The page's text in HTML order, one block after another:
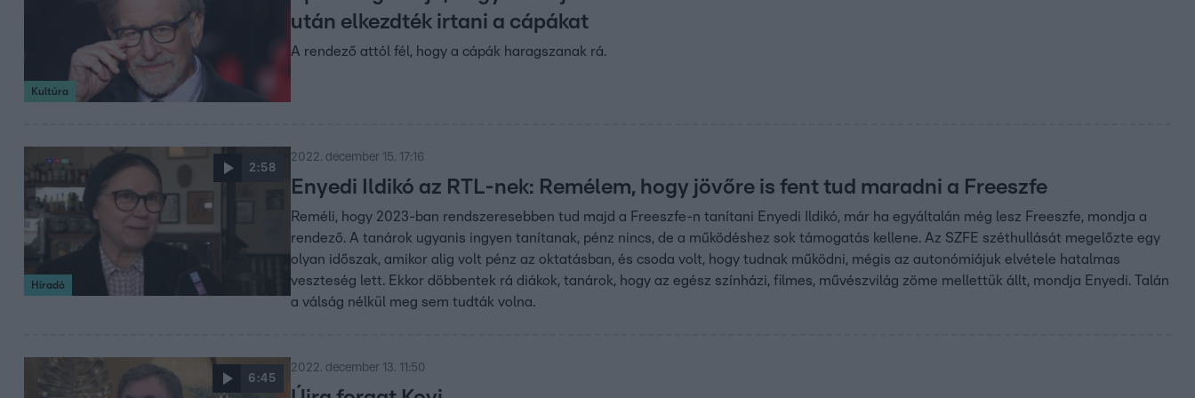
Kultúra
után elkezdték irtani a cápákat
A rendező attól fél, hogy a cápák haragszanak rá.
2:58
Híradó
2022. december 15. 17:16
Enyedi Ildikó az RTL-nek: Remélem, hogy jövőre is fent tud maradni a Freeszfe
Reméli, hogy 2023-ban rendszeresebben tud majd a Freeszfe-n tanítani Enyedi Ildikó, már ha egyáltalán még lesz Freeszfe, mondja a
rendező. A tanárok ugyanis ingyen tanítanak, pénz nincs, de a működéshez sok támogatás kellene. Az SZFE széthullását megelőzte egy
olyan időszak, amikor alig volt pénz az oktatásban, és csoda volt, hogy tudnak működni, mégis az autonómiájuk elvétele hatalmas
veszteség lett. Ekkor döbbentek rá diákok, tanárok, hogy az egész színházi, filmes, művészvilág zöme mellettük állt, mondja Enyedi. Talán
a válság nélkül meg sem tudták volna.
6:45
2022. december 13. 11:50